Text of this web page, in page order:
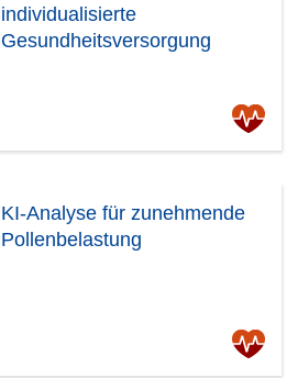
individualisierte
Gesundheitsversorgung
KI-Analyse für zunehmende
Pollenbelastung